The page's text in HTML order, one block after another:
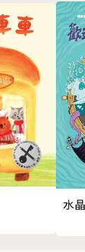
郵差》、《水
作品散見《小
日報》、《國
誌連載童書創
清的故事慢磨
，英國劍橋
書插畫系碩
水